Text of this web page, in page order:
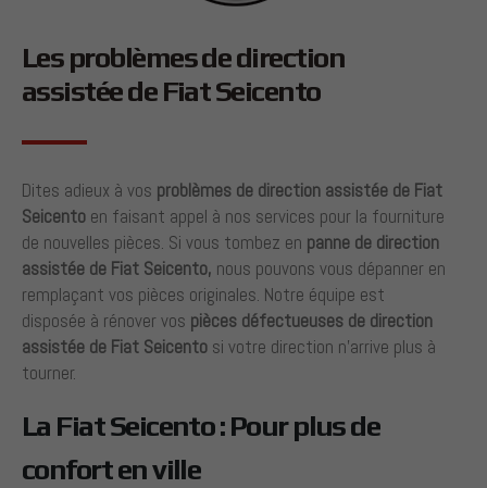
Les problèmes de direction
assistée de Fiat Seicento
Dites adieux à vos problèmes de direction assistée de Fiat
Seicento en faisant appel à nos services pour la fourniture
de nouvelles pièces. Si vous tombez en panne de direction
assistée de Fiat Seicento, nous pouvons vous dépanner en
remplaçant vos pièces originales. Notre équipe est
disposée à rénover vos pièces défectueuses de direction
assistée de Fiat Seicento si votre direction n’arrive plus à
tourner.
La Fiat Seicento : Pour plus de
confort en ville